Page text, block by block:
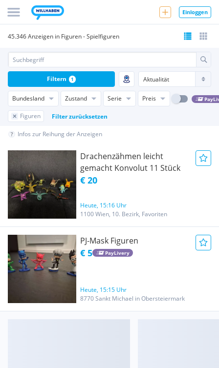
Einloggen
45.346 Anzeigen in Figuren - Spielfiguren
Bundesland Zustand Serie Preis
Figuren Filter zurücksetzen
Filtern 1
Infos zur Reihung der Anzeigen
Drachenzähmen leicht
gemacht Konvolut 11 Stück
€ 20
Heute, 15:16 Uhr
1100 Wien, 10. Bezirk, Favoriten
PJ-Mask Figuren
€ 5 PayLivery
Heute, 15:15 Uhr
8770 Sankt Michael in Obersteiermark